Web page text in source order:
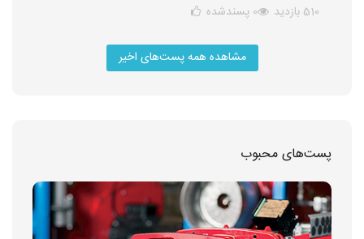
510 بازدید
0 پسندشده
مشاهده همه پست‌های اخیر
پست‌های محبوب